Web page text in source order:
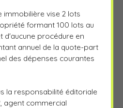
immobilière vise 2 lots
formant 100 lots au
d'aucune procédure en
annuel de la quote-part
des dépenses courantes
la responsabilité éditoriale
agent commercial